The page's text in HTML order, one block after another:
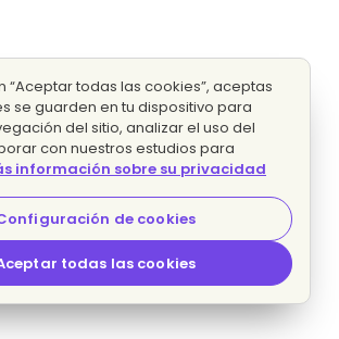
“Aceptar todas las cookies”, aceptas
se guarden en tu dispositivo para
del sitio, analizar el uso del
con nuestros estudios para
información sobre su privacidad
de cookies
todas las cookies